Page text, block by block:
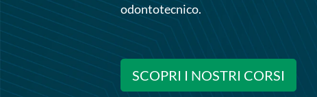
odontotecnico.
SCOPRI I NOSTRI CORSI